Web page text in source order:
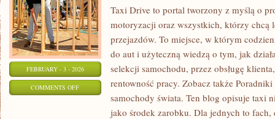
FEBRUARY - 3 - 2026
COMMENTS OFFON
TAKSÓWKARZE
Taxi Drive to portal tworzony z myślą o
motoryzacji oraz wszystkich, którzy chcą
przejazdów. To miejsce, w którym
do aut i użyteczną wiedzą o tym, jak
selekcji samochodu, przez obsługę
rentowność pracy. Zobacz także
samochody świata. Ten blog opisuje taxi
jako środek zarobku. Dla jednych to fach,